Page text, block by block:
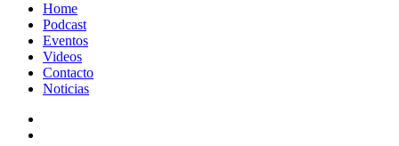
Home
Podcast
Eventos
Videos
Contacto
Noticias